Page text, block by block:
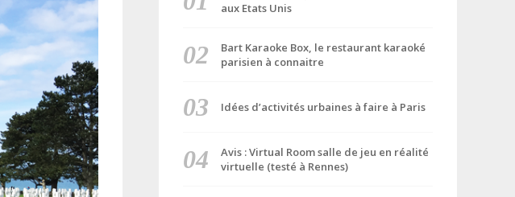
aux Etats Unis
Bart Karaoke Box, le restaurant karaoké
parisien à connaitre
Idées d’activités urbaines à faire à Paris
Avis : Virtual Room salle de jeu en réalité
virtuelle (testé à Rennes)